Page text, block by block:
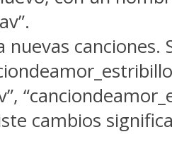
cambios